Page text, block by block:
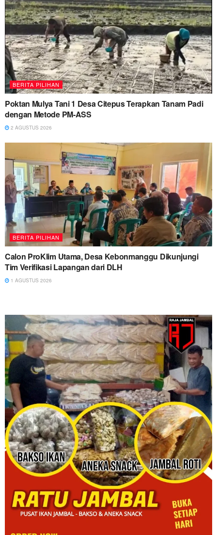
BERITA PILIHAN
Poktan Mulya Tani 1 Desa Citepus Terapkan Tanam Padi
dengan Metode PM-ASS
2 AGUSTUS 2026
BERITA PILIHAN
Calon ProKlim Utama, Desa Kebonmanggu Dikunjungi
Tim Verifikasi Lapangan dari DLH
1 AGUSTUS 2026